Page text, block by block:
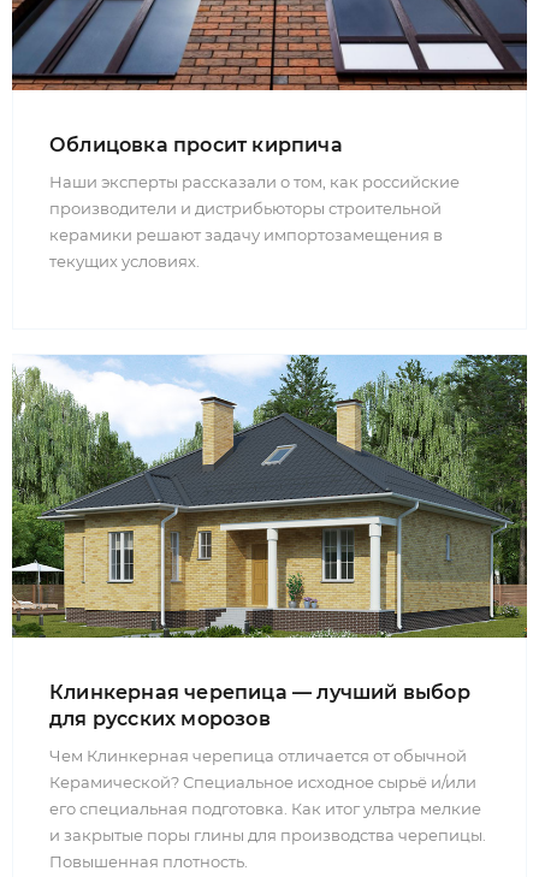
Облицовка просит кирпича
Наши эксперты рассказали о том, как российские
производители и дистрибьюторы строительной
керамики решают задачу импортозамещения в
текущих условиях.
Клинкерная черепица — лучший выбор
для русских морозов
Чем Клинкерная черепица отличается от обычной
Керамической? Специальное исходное сырьё и/или
его специальная подготовка. Как итог ультра мелкие
и закрытые поры глины для производства черепицы.
Повышенная плотность.